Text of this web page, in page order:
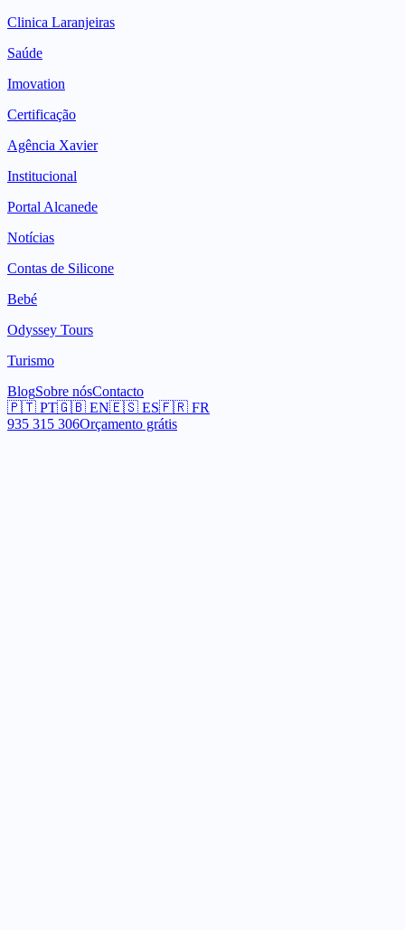
Clinica Laranjeiras
Saúde
Imovation
Certificação
Agência Xavier
Institucional
Portal Alcanede
Notícias
Contas de Silicone
Bebé
Odyssey Tours
Turismo
BlogSobre nósContacto
🇵🇹 PT🇬🇧 EN🇪🇸 ES🇫🇷 FR
935 315 306Orçamento grátis